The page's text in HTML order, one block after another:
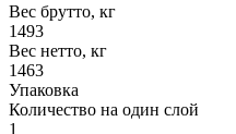
Вес брутто, кг
1493
Вес нетто, кг
1463
Упаковка
Количество на один слой
1